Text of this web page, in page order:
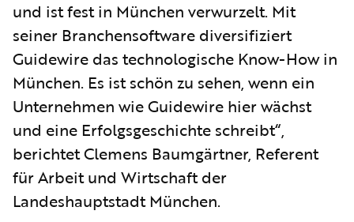
und ist fest in München verwurzelt. Mit
seiner Branchensoftware diversifiziert
Guidewire das technologische Know-How in
München. Es ist schön zu sehen, wenn ein
Unternehmen wie Guidewire hier wächst
und eine Erfolgsgeschichte schreibt“,
berichtet Clemens Baumgärtner, Referent
für Arbeit und Wirtschaft der
Landeshauptstadt München.